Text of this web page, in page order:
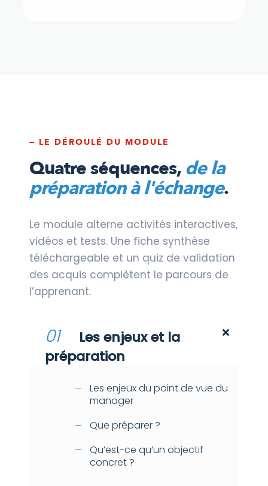
— LE DÉROULÉ DU MODULE
Quatre séquences,de la
préparation à l'échange.
Le module alterne activités interactives,
vidéos et tests. Une fiche synthèse
téléchargeable et un quiz de validation
des acquis complètent le parcours de
l’apprenant.
01
Les enjeux et la
préparation
Les enjeux du point de vue du
manager
Que préparer ?
Qu’est-ce qu’un objectif
concret ?